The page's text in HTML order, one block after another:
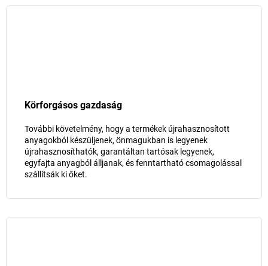
Körforgásos gazdaság
További követelmény, hogy a termékek újrahasznosított
anyagokból készüljenek, önmagukban is legyenek
újrahasznosíthatók, garantáltan tartósak legyenek,
egyfajta anyagból álljanak, és fenntartható csomagolással
szállítsák ki őket.